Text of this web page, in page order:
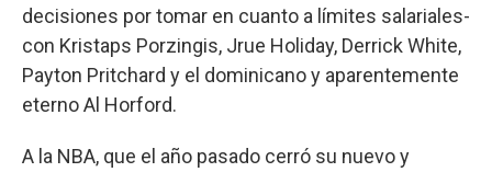
decisiones por tomar en cuanto a límites salariales-
con Kristaps Porzingis, Jrue Holiday, Derrick White,
Payton Pritchard y el dominicano y aparentemente
eterno Al Horford.
A la NBA, que el año pasado cerró su nuevo y